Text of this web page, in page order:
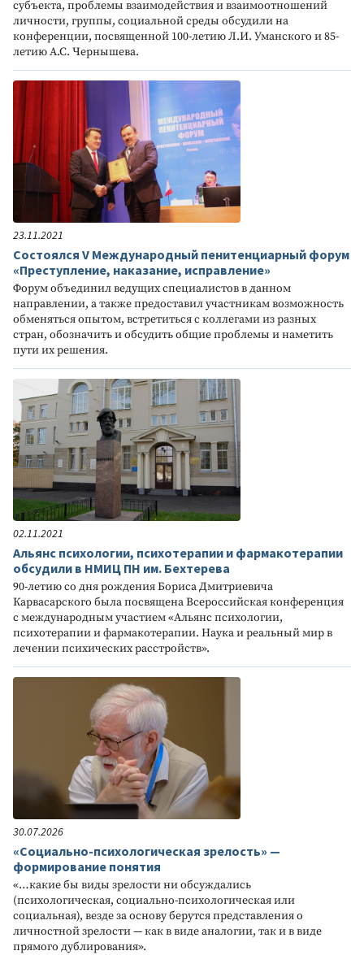
субъекта, проблемы взаимодействия и взаимоотношений
личности, группы, социальной среды обсудили на
конференции, посвященной 100-летию Л.И. Уманского и 85-
летию А.С. Чернышева.
23.11.2021
Состоялся V Международный пенитенциарный форум
«Преступление, наказание, исправление»
Форум объединил ведущих специалистов в данном
направлении, а также предоставил участникам возможность
обменяться опытом, встретиться с коллегами из разных
стран, обозначить и обсудить общие проблемы и наметить
пути их решения.
02.11.2021
Альянс психологии, психотерапии и фармакотерапии
обсудили в НМИЦ ПН им. Бехтерева
90-летию со дня рождения Бориса Дмитриевича
Карвасарского была посвящена Всероссийская конференция
с международным участием «Альянс психологии,
психотерапии и фармакотерапии. Наука и реальный мир в
лечении психических расстройств».
30.07.2026
«Социально-психологическая зрелость» —
формирование понятия
«…какие бы виды зрелости ни обсуждались
(психологическая, социально-психологическая или
социальная), везде за основу берутся представления о
личностной зрелости — как в виде аналогии, так и в виде
прямого дублирования».